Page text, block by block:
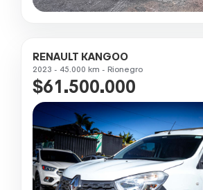
RENAULT KANGOO
2023 - 45.000 km - Rionegro
$61.500.000